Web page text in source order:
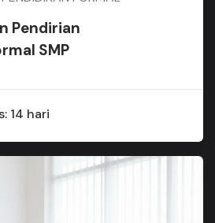
Pendirian
SMP
14 hari